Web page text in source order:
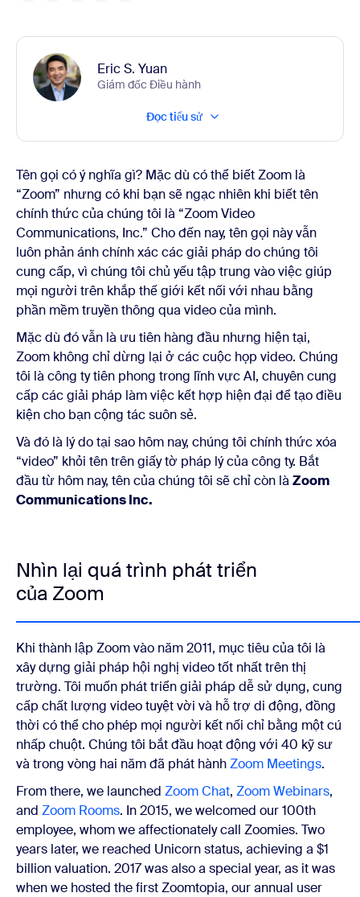
Eric S. Yuan
Giám đốc Điều hành
Đọc tiểu sử
Tên gọi có ý nghĩa gì? Mặc dù có thể biết Zoom là
“Zoom” nhưng có khi bạn sẽ ngạc nhiên khi biết tên
chính thức của chúng tôi là “Zoom Video
Communications, Inc.” Cho đến nay, tên gọi này vẫn
luôn phản ánh chính xác các giải pháp do chúng tôi
cung cấp, vì chúng tôi chủ yếu tập trung vào việc giúp
mọi người trên khắp thế giới kết nối với nhau bằng
phần mềm truyền thông qua video của mình.
Mặc dù đó vẫn là ưu tiên hàng đầu nhưng hiện tại,
Zoom không chỉ dừng lại ở các cuộc họp video. Chúng
tôi là công ty tiên phong trong lĩnh vực AI, chuyên cung
cấp các giải pháp làm việc kết hợp hiện đại để tạo điều
kiện cho bạn cộng tác suôn sẻ.
Và đó là lý do tại sao hôm nay, chúng tôi chính thức xóa
“video” khỏi tên trên giấy tờ pháp lý của công ty. Bắt
đầu từ hôm nay, tên của chúng tôi sẽ chỉ còn là Zoom
Communications Inc.
Nhìn lại quá trình phát triển
của Zoom
Khi thành lập Zoom vào năm 2011, mục tiêu của tôi là
xây dựng giải pháp hội nghị video tốt nhất trên thị
trường. Tôi muốn phát triển giải pháp dễ sử dụng, cung
cấp chất lượng video tuyệt vời và hỗ trợ di động, đồng
thời có thể cho phép mọi người kết nối chỉ bằng một cú
nhấp chuột. Chúng tôi bắt đầu hoạt động với 40 kỹ sư
và trong vòng hai năm đã phát hànhZoom Meetings.
From there, we launched Zoom Chat, Zoom Webinars,
and Zoom Rooms. In 2015, we welcomed our 100th
employee, whom we affectionately call Zoomies. Two
years later, we reached Unicorn status, achieving a $1
billion valuation. 2017 was also a special year, as it was
when we hosted the first Zoomtopia, our annual user